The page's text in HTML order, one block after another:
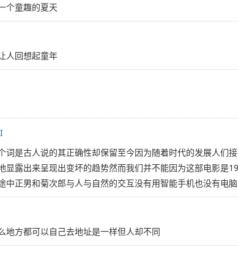
个童趣的夏天
人回想起童年
词是古人说的其正确性却保留至今因为随着时代的发展人
显露出来呈现出变坏的趋势然而我们并不能因为这部电影
中正男和菊次郎与人与自然的交互没有用智能手机也没有电
地方都可以自己去地址是一样但人却不同